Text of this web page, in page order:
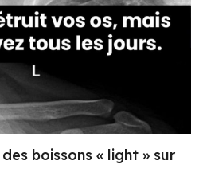
boissons « light » sur